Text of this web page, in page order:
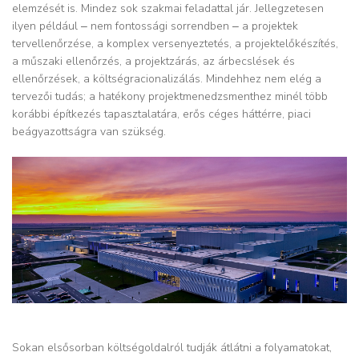
elemzését is. Mindez sok szakmai feladattal jár. Jellegzetesen
ilyen például ‒ nem fontossági sorrendben ‒ a projektek
tervellenőrzése, a komplex versenyeztetés, a projektelőkészítés,
a műszaki ellenőrzés, a projektzárás, az árbecslések és
ellenőrzések, a költségracionalizálás. Mindehhez nem elég a
tervezői tudás; a hatékony projektmenedzsmenthez minél több
korábbi építkezés tapasztalatára, erős céges háttérre, piaci
beágyazottságra van szükség.
Sokan elsősorban költségoldalról tudják átlátni a folyamatokat,